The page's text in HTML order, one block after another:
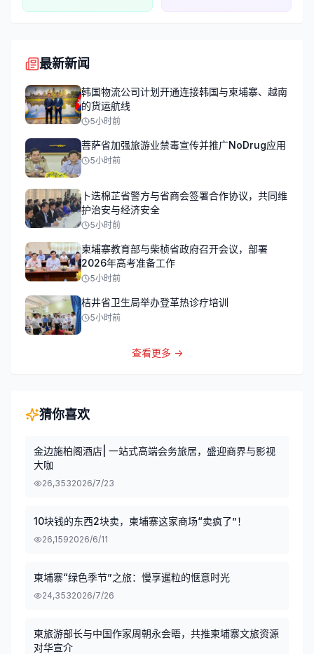
最新新闻
韩国物流公司计划开通连接韩国与柬埔寨、越南
的货运航线
5小时前
菩萨省加强旅游业禁毒宣传并推广NoDrug应用
5小时前
卜迭棉芷省警方与省商会签署合作协议，共同维
护治安与经济安全
5小时前
柬埔寨教育部与柴桢省政府召开会议，部署
2026年高考准备工作
5小时前
桔井省卫生局举办登革热诊疗培训
5小时前
查看更多 →
猜你喜欢
金边施柏阁酒店| 一站式高端会务旅居，盛迎商界与影视
大咖
26,3532026/7/23
10块钱的东西2块卖，柬埔寨这家商场“卖疯了”！
26,1592026/6/11
柬埔寨“绿色季节”之旅：慢享暹粒的惬意时光
24,3532026/7/26
柬旅游部长与中国作家周朝永会晤，共推柬埔寨文旅资源
对华宣介